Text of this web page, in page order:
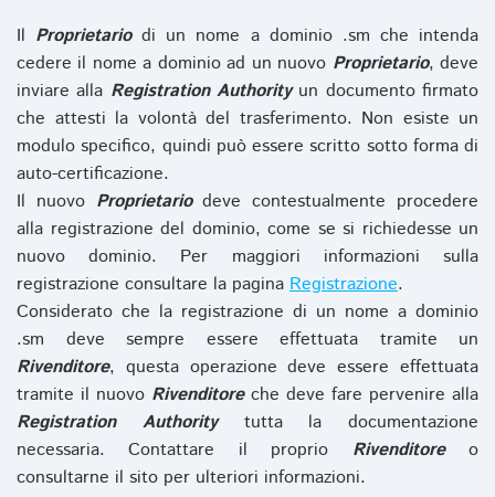
Il Proprietariodi un nome a dominio .sm che intenda
cedere il nome a dominio ad un nuovo Proprietario, deve
inviare alla Registration Authorityun documento firmato
che attesti la volontà del trasferimento. Non esiste un
modulo specifico, quindi può essere scritto sotto forma di
auto-certificazione.
Il nuovo Proprietariodeve contestualmente procedere
alla registrazione del dominio, come se si richiedesse un
nuovo dominio. Per maggiori informazioni sulla
registrazione consultare la pagina Registrazione.
Considerato che la registrazione di un nome a dominio
.sm deve sempre essere effettuata tramite un
Rivenditore, questa operazione deve essere effettuata
tramite il nuovo Rivenditoreche deve fare pervenire alla
Registration Authoritytutta la documentazione
necessaria. Contattare il proprio Rivenditoreo
consultarne il sito per ulteriori informazioni.